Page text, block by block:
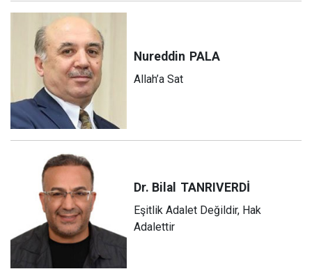
Nureddin PALA
Allah’a Sat
Dr. Bilal TANRIVERDİ
Eşitlik Adalet Değildir, Hak
Adalettir